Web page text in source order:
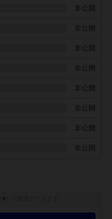
非公開
非公開
非公開
非公開
非公開
非公開
非公開
非公開
※